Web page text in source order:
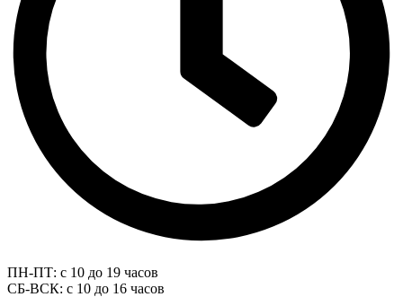
ПН-ПТ: с 10 до 19 часов
СБ-ВСК: с 10 до 16 часов